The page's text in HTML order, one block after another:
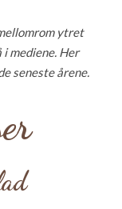
ytret
i mediene. Her
seneste årene.